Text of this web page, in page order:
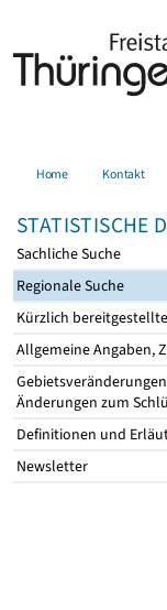
Home Kontakt
STATISTISCHE
Sachliche Suche
Regionale Suche
Kürzlich
Allgemeine Angaben,
Änderungen zum
Definitionen und
Newsletter